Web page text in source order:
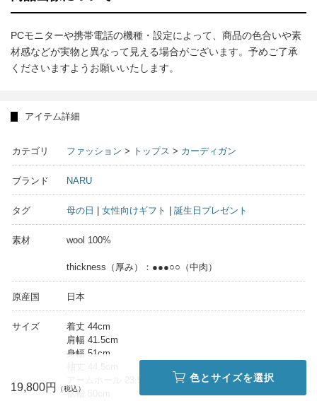
PCモニターや携帯電話の機種・設定によって、商品の色合いや素
材感などが実物と異なって見える場合がございます。予めご了承
くださいますようお願いいたします。
アイテム詳細
カテゴリ ファッション > トップス > カーディガン
ブランド NARU
タグ 母の日 女性向けギフト 誕生日プレゼント
素材 wool 100%
thickness（厚み）：●●●○○（中肉）
原産国 日本
サイズ
着丈 44cm
肩幅 41.5cm
身幅 51cm
裾幅 50cm
19,800円
色とサイズを選択